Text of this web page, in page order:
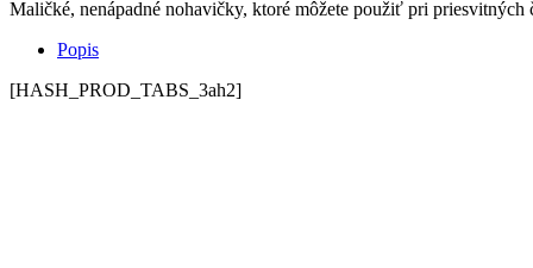
Maličké, nenápadné nohavičky, ktoré môžete použiť pri
Popis
[HASH_PROD_TABS_3ah2]